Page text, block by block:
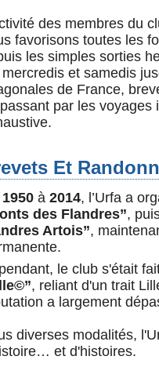
des membres du
favorisons toutes les
les simples sorties
mercredis et samedis
de France,
par les voyages
Et
1950 à 2014, l’Urfa a
des Flandres”,
Artois”,
le club s'était
, reliant d'un trait
a largement
diverses modalités,
et d'histoires.